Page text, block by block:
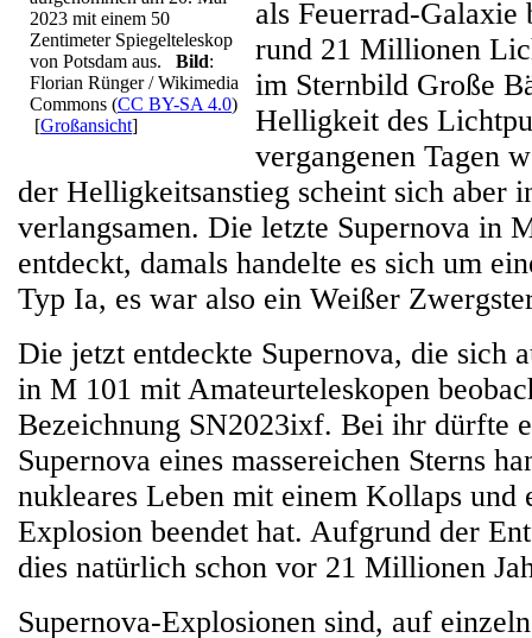
2023 mit einem 50
Zentimeter Spiegelteleskop
von Potsdam aus. Bild:
Florian Rünger / Wikimedia
Commons (CC BY-SA 4.0)
[Großansicht]
als Feuerrad-Galaxie
rund 21 Millionen
im Sternbild Große
Helligkeit des
vergangenen Tagen
der Helligkeitsanstieg scheint sich aber
verlangsamen. Die letzte Supernova in
entdeckt, damals handelte es sich um
Typ Ia, es war also ein Weißer
Die jetzt entdeckte Supernova, die sich
in M 101 mit Amateurteleskopen
Bezeichnung SN2023ixf. Bei ihr dürfte
Supernova eines massereichen Sterns
nukleares Leben mit einem Kollaps und
Explosion beendet hat. Aufgrund der
dies natürlich schon vor 21 Millionen
Supernova-Explosionen sind, auf